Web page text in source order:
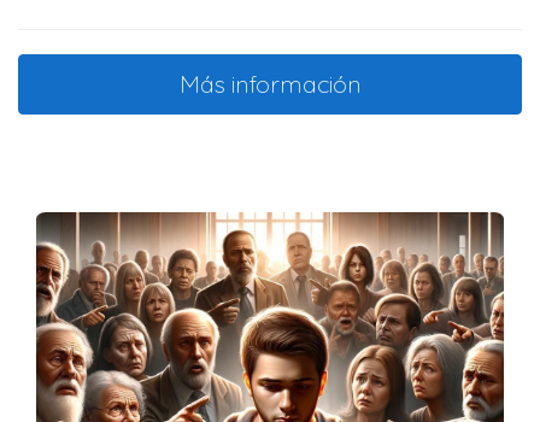
Más información